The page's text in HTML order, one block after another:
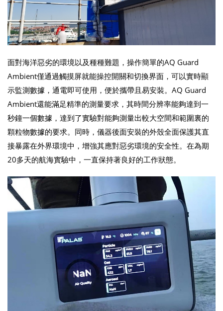
面對海洋惡劣的環境以及種種難題，操作簡單的AQ Guard
Ambient僅通過觸摸屏就能操控開關和切換界面，可以實時顯
示監測數據，通電即可使用，便於攜帶且易安裝。AQ Guard
Ambient還能滿足精準的測量要求，其時間分辨率能夠達到一
秒鐘一個數據，達到了實驗對能夠測量出較大空間和範圍裏的
顆粒物數據的要求。同時，儀器後面安裝的外殼全面保護其直
接暴露在外界環境中，增強其應對惡劣環境的安全性。在為期
20多天的航海實驗中，一直保持著良好的工作狀態。